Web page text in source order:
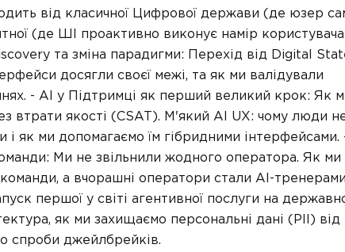
від класичної Цифрової держави (де юзер
(де ШІ проактивно виконує намір
та зміна парадигми: Перехід від Digital
досягли своєї межі, та як ми валідували
- AI у Підтримці як перший великий крок: Як
втрати якості (CSAT). М'який AI UX: чому люди
і як ми допомагаємо їм гібридними інтерфейсами.
Ми не звільнили жодного оператора. Як ми
а вчорашні оператори стали AI-
першої у світі агентивної послуги на
як ми захищаємо персональні дані (PII) від
спроби джейлбрейків.